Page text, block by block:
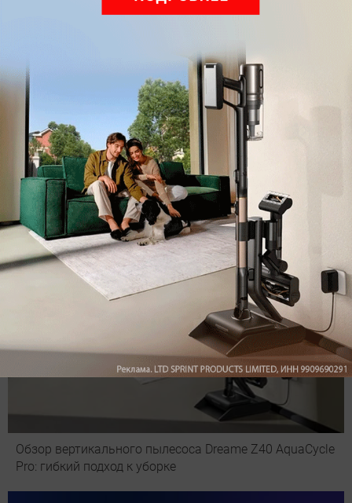
Мы знаем, вам есть что сказать!
Войдите Зарегистрируйтесь, чтобы
оставить комментарий
Рекомендуем
Обзор вертикального пылесоса Dreame Z40 AquaCycle
Pro: гибкий подход к уборке